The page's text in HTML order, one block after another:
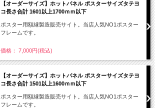
【オーダーサイズ】ホットパネル ポスターサイズタテヨ
コ長さ合計 1601以上1700ｍｍ以下
ポスター用額縁製造販売サイト。当店人気NO1ポスター
フレームです。
価格： 7,000円(税込)
【オーダーサイズ】ホットパネル ポスターサイズタテヨ
コ長さ合計 1501以上1600ｍｍ以下
ポスター用額縁製造販売サイト。当店人気NO1ポスター
フレームです。